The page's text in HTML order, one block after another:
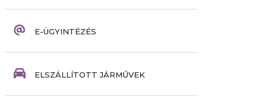
E-ÜGYINTÉZÉS
ELSZÁLLÍTOTT JÁRMŰVEK